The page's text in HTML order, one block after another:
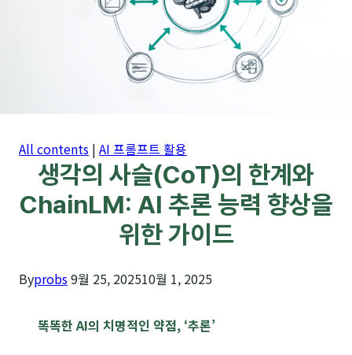
All contents | AI 프롬프트 활용
생각의 사슬(CoT)의 한계와
ChainLM: AI 추론 능력 향상을
위한 가이드
Byprobs9월 25, 202510월 1, 2025
똑똑한 AI의 치명적인 약점, ‘추론’